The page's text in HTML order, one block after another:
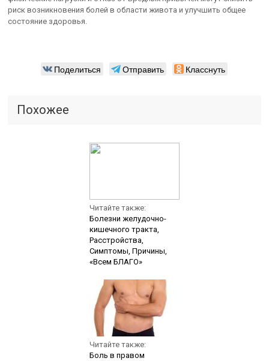
риск возникновения болей в области живота и улучшить общее
состояние здоровья.
Поделиться Отправить Класснуть
Похожее
Читайте также:
Болезни желудочно-
кишечного тракта,
Расстройства,
Симптомы, Причины,
«Всем БЛАГО»
Читайте также:
Боль в правом